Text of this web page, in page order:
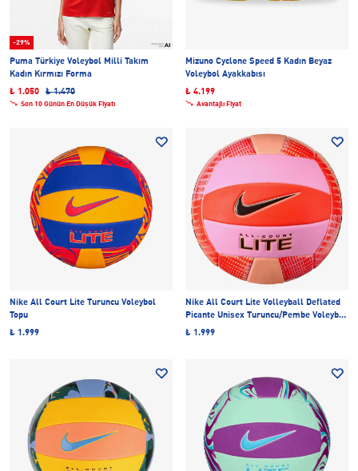
-29%
Puma Türkiye Voleybol Milli Takım
Kadın Kırmızı Forma
₺ 1.050
₺ 1.470
Son 10 Günün En Düşük Fiyatı
Mizuno Cyclone Speed 5 Kadın Beyaz
Voleybol Ayakkabısı
₺ 4.199
Avantajlı Fiyat
Nike All Court Lite Turuncu Voleybol
Topu
₺ 1.999
Nike All Court Lite Volleyball Deflated
Picante Unisex Turuncu/Pembe Voleybol
Topu
₺ 1.999